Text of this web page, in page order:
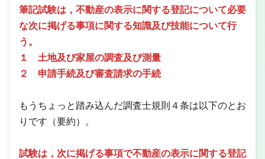
筆記試験は，不動産の表示に関する登記について必要
な次に掲げる事項に関する知識及び技能について行
う。
１ 土地及び家屋の調査及び測量
２ 申請手続及び審査請求の手続
もうちょっと踏み込んだ調査士規則４条は以下のとお
りです（要約）。
試験は，次に掲げる事項で不動産の表示に関する登記